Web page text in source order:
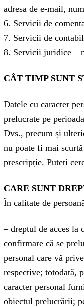
adresa de e-mail,
6. Servicii de
7. Servicii de
8. Servicii juridice –
CÂT TIMP SUNT
Datele cu caracter
prelucrate pe
Dvs., precum și
nu poate fi mai
prescripție. Puteti
CARE SUNT
În calitate de
– dreptul de acces la
confirmare că se
personal care vă
respective; totodată,
caracter personal
obiectul prelucrării;